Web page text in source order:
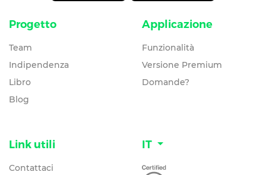
Progetto
Team
Indipendenza
Libro
Blog
Applicazione
Funzionalità
Versione Premium
Domande?
Link utili
Contattaci
IT